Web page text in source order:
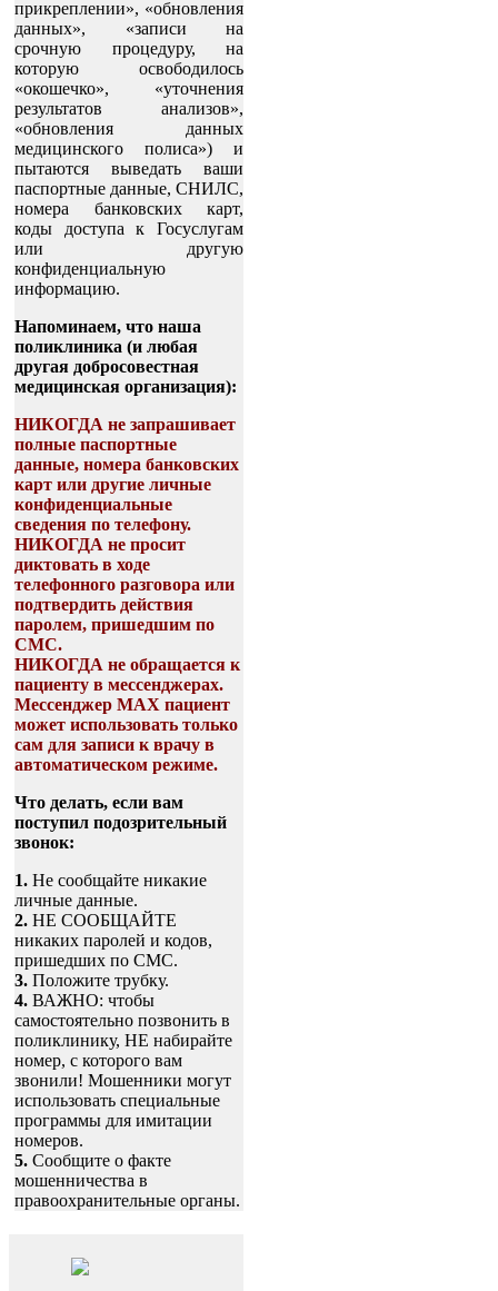
прикреплении», «обновления
данных», «записи на
срочную процедуру, на
которую освободилось
«окошечко», «уточнения
результатов анализов»,
«обновления данных
медицинского полиса») и
пытаются выведать ваши
паспортные данные, СНИЛС,
номера банковских карт,
коды доступа к Госуслугам
или другую
конфиденциальную
информацию.
Напоминаем, что наша
поликлиника (и любая
другая добросовестная
медицинская организация):
НИКОГДА не запрашивает
полные паспортные
данные, номера банковских
карт или другие личные
конфиденциальные
сведения по телефону.
НИКОГДА не просит
диктовать в ходе
телефонного разговора или
подтвердить действия
паролем, пришедшим по
СМС.
НИКОГДА не обращается к
пациенту в мессенджерах.
Мессенджер МАХ пациент
может использовать только
сам для записи к врачу в
автоматическом режиме.
Что делать, если вам
поступил подозрительный
звонок:
1. Не сообщайте никакие
личные данные.
2. НЕ СООБЩАЙТЕ
никаких паролей и кодов,
пришедших по СМС.
3. Положите трубку.
4. ВАЖНО: чтобы
самостоятельно позвонить в
поликлинику, НЕ набирайте
номер, с которого вам
звонили! Мошенники могут
использовать специальные
программы для имитации
номеров.
5. Сообщите о факте
мошенничества в
правоохранительные органы.